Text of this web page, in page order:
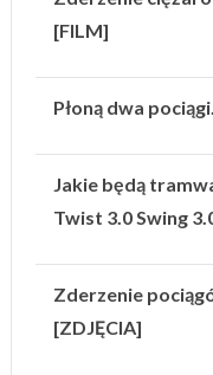
[FILM]
Płoną dwa
Jakie będą
Twist 3.0 Swing
Zderzenie
[ZDJĘCIA]